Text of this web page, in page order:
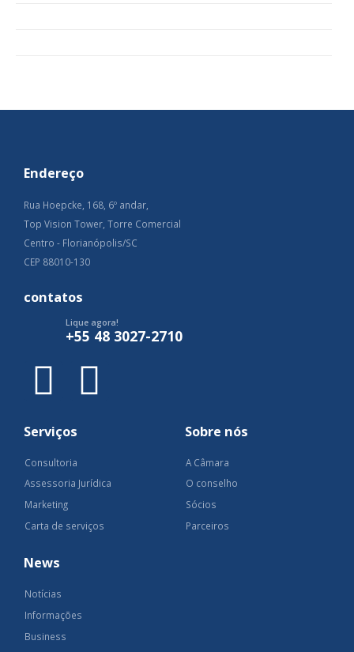
Endereço
Rua Hoepcke, 168, 6º andar,
Top Vision Tower, Torre Comercial
Centro - Florianópolis/SC
CEP 88010-130
contatos
Lique agora!
+55 48 3027-2710
Serviços
Consultoria
Assessoria Jurídica
Marketing
Carta de serviços
Sobre nós
A Câmara
O conselho
Sócios
Parceiros
News
Notícias
Informações
Business